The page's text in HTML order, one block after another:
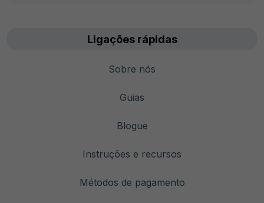
Ligações rápidas
Sobre nós
Guias
Blogue
Instruções e recursos
Métodos de pagamento